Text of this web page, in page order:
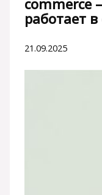
commerce
работает
21.09.2025